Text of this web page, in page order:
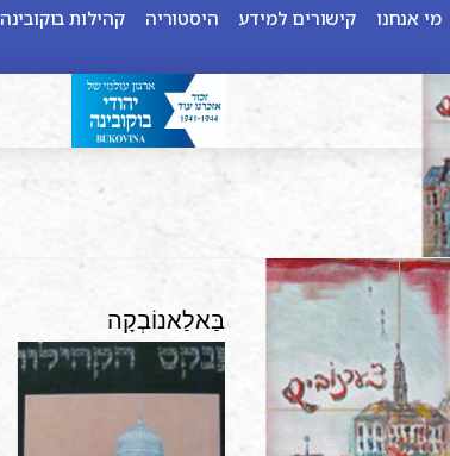
מי אנחנו קישורים למידע היסטוריה קהילות בוקובינה
בַּאלַאנוֹבְקָה